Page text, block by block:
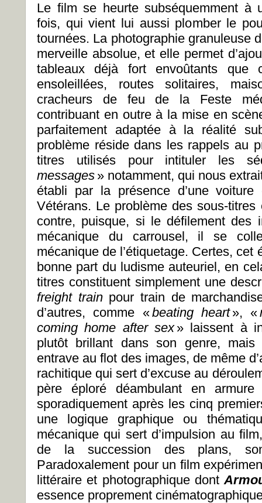
Le film se heurte subséquemment à
fois, qui vient lui aussi plomber le
tournées. La photographie granuleuse
merveille absolue, et elle permet
tableaux déjà fort envoûtants que
ensoleillées, routes solitaires,
cracheurs de feu de la Feste
contribuant en outre à la mise en
parfaitement adaptée à la réalité
problème réside dans les rappels au
titres utilisés pour intituler les
messages » notamment, qui nous
établi par la présence d’une
Vétérans. Le problème des sous-
contre, puisque, si le défilement des
mécanique du carrousel, il se
mécanique de l’étiquetage. Certes, cet
bonne part du ludisme auteuriel, en
titres constituent simplement une
freight trainpour train de
d’autres, comme «beating heart», «
coming home after sex» laissent à
plutôt brillant dans son genre,
entrave au flot des images, de même
rachitique qui sert d’excuse au
père éploré déambulant en
sporadiquement après les cinq
une logique graphique ou
mécanique qui sert d’impulsion au
de la succession des plans, son
Paradoxalement pour un film
littéraire et photographique dont
essence proprement